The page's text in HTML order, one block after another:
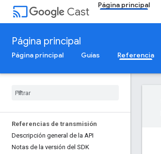
cast Cast
Página principal
Página principal
Página principal Guías Referencia
Referencias de transmisión
Descripción general de la API
Notas de la versión del SDK